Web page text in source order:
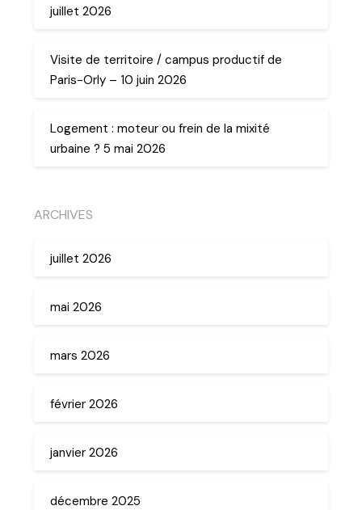
juillet 2026
Visite de territoire / campus productif de
Paris-Orly – 10 juin 2026
Logement : moteur ou frein de la mixité
urbaine ? 5 mai 2026
ARCHIVES
juillet 2026
mai 2026
mars 2026
février 2026
janvier 2026
décembre 2025